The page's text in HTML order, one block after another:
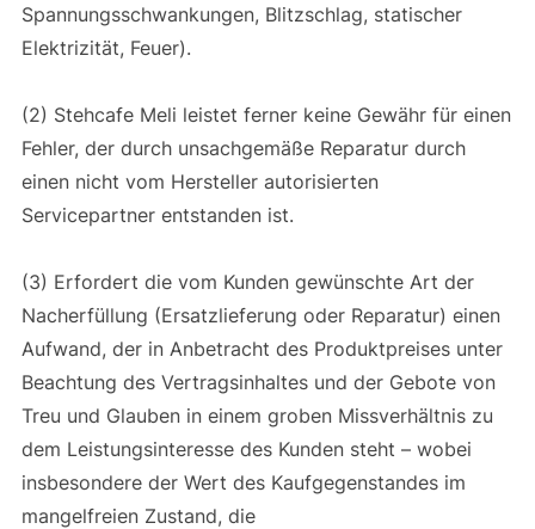
Spannungsschwankungen, Blitzschlag, statischer
Elektrizität, Feuer).
(2) Stehcafe Meli leistet ferner keine Gewähr für einen
Fehler, der durch unsachgemäße Reparatur durch
einen nicht vom Hersteller autorisierten
Servicepartner entstanden ist.
(3) Erfordert die vom Kunden gewünschte Art der
Nacherfüllung (Ersatzlieferung oder Reparatur) einen
Aufwand, der in Anbetracht des Produktpreises unter
Beachtung des Vertragsinhaltes und der Gebote von
Treu und Glauben in einem groben Missverhältnis zu
dem Leistungsinteresse des Kunden steht – wobei
insbesondere der Wert des Kaufgegenstandes im
mangelfreien Zustand, die